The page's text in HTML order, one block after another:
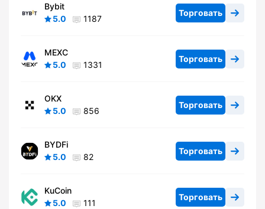
Bybit
5.0
1187
Торговать
MEXC
5.0
1331
Торговать
OKX
5.0
856
Торговать
BYDFi
5.0
82
Торговать
KuCoin
5.0
111
Торговать